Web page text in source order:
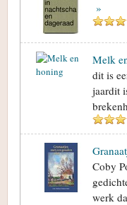
»
Melk
dit is
jaardit
Coby
werk